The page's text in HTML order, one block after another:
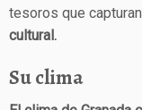
tesoros que capturan
cultural.
Su clima